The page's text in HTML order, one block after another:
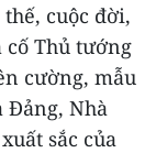
cuộc đời,
cố Thủ tướng
cường, mẫu
Đảng, Nhà
sắc của